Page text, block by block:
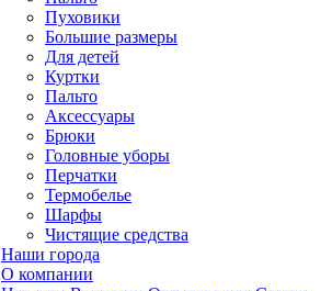
Пуховики
Большие размеры
Для детей
Куртки
Пальто
Аксессуары
Брюки
Головные уборы
Перчатки
Термобелье
Шарфы
Чистящие средства
Наши города
О компании